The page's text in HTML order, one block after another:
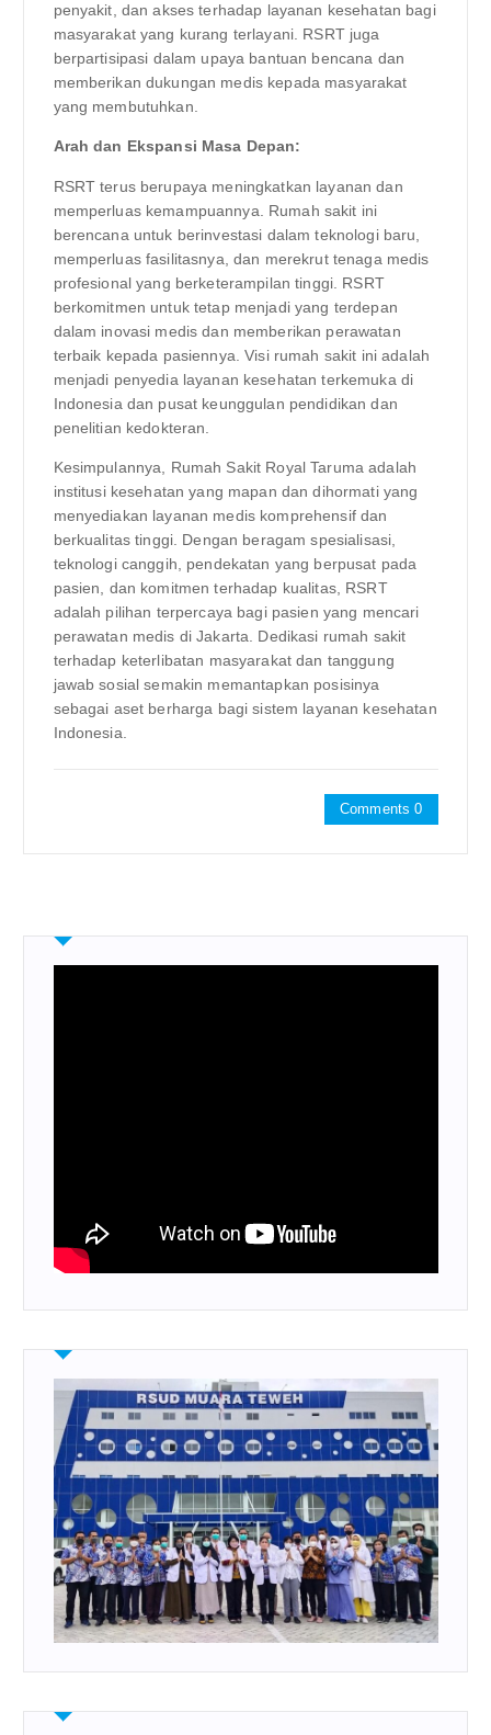
penyakit, dan akses terhadap layanan kesehatan bagi
masyarakat yang kurang terlayani. RSRT juga
berpartisipasi dalam upaya bantuan bencana dan
memberikan dukungan medis kepada masyarakat
yang membutuhkan.
Arah dan Ekspansi Masa Depan:
RSRT terus berupaya meningkatkan layanan dan
memperluas kemampuannya. Rumah sakit ini
berencana untuk berinvestasi dalam teknologi baru,
memperluas fasilitasnya, dan merekrut tenaga medis
profesional yang berketerampilan tinggi. RSRT
berkomitmen untuk tetap menjadi yang terdepan
dalam inovasi medis dan memberikan perawatan
terbaik kepada pasiennya. Visi rumah sakit ini adalah
menjadi penyedia layanan kesehatan terkemuka di
Indonesia dan pusat keunggulan pendidikan dan
penelitian kedokteran.
Kesimpulannya, Rumah Sakit Royal Taruma adalah
institusi kesehatan yang mapan dan dihormati yang
menyediakan layanan medis komprehensif dan
berkualitas tinggi. Dengan beragam spesialisasi,
teknologi canggih, pendekatan yang berpusat pada
pasien, dan komitmen terhadap kualitas, RSRT
adalah pilihan terpercaya bagi pasien yang mencari
perawatan medis di Jakarta. Dedikasi rumah sakit
terhadap keterlibatan masyarakat dan tanggung
jawab sosial semakin memantapkan posisinya
sebagai aset berharga bagi sistem layanan kesehatan
Indonesia.
Comments 0